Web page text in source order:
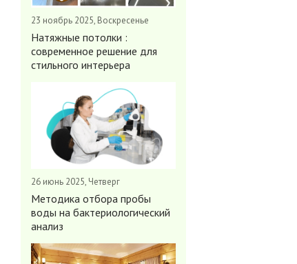
23 ноябрь 2025, Воскресенье
Натяжные потолки :
современное решение для
стильного интерьера
26 июнь 2025, Четверг
Методика отбора пробы
воды на бактериологический
анализ